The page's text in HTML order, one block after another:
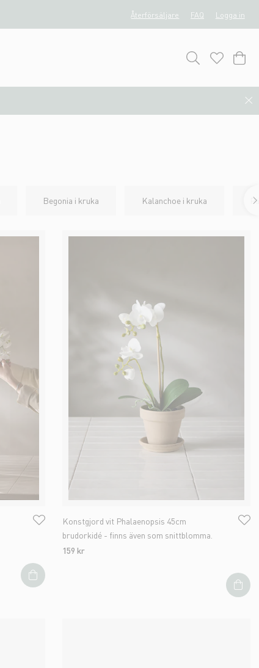
Återförsäljare FAQ Logga in
Begonia i kruka Kalanchoe i kruka
Konstgjord vit Phalaenopsis 45cm
brudorkidé - finns även som snittblomma.
159 kr